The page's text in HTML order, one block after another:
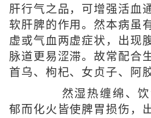
肝行气之品，可增强活血
软肝脾的作用。然本病虽
虚或气血两虚症状，出现
脉道更易涩滞。故常配合
首乌、枸杞、女贞子、阿
然湿热缠绵、饮
郁而化火皆使脾胃损伤，